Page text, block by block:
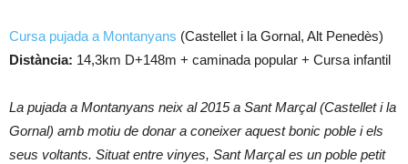
Cursa pujada a Montanyans (Castellet i la Gornal, Alt Penedès)
Distància: 14,3km D+148m + caminada popular + Cursa infantil
La pujada a Montanyans neix al 2015 a Sant Marçal (Castellet i la
Gornal) amb motiu de donar a coneixer aquest bonic poble i els
seus voltants. Situat entre vinyes, Sant Marçal es un poble petit